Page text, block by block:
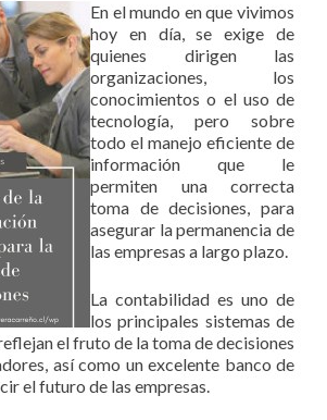
En el mundo en que vivimos
hoy en día, se exige de
quienes dirigen las
organizaciones, los
conocimientos o el uso de
tecnología, pero sobre
todo el manejo eficiente de
información que le
permiten una correcta
toma de decisiones, para
asegurar la permanencia de
las empresas a largo plazo.
La contabilidad es uno de
los principales sistemas de
el fruto de la toma de decisiones
así como un excelente banco de
el futuro de las empresas.